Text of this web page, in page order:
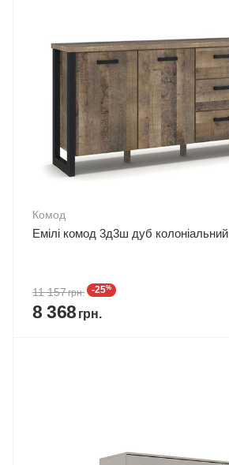
Комод
Емілі комод 3д3ш дуб колоніальний
11 157 -25%
8 368